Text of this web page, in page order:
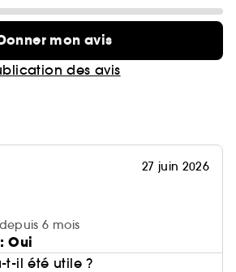
mon avis
des avis
27 juin 2026
6 mois
Oui
t-il été utile ?